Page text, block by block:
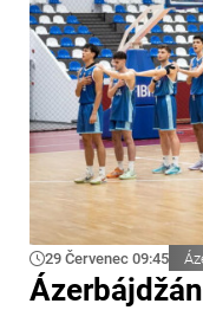
29 Červenec 09:45